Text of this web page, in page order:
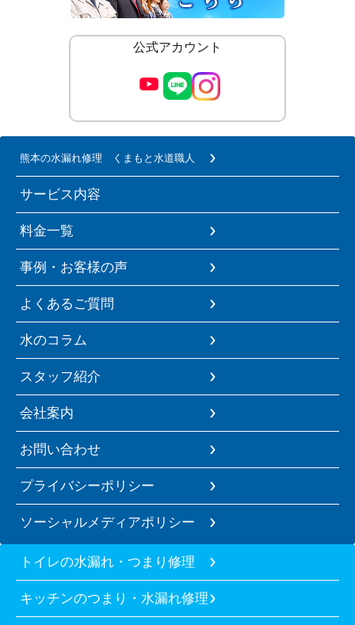
公式アカウント
熊本の水漏れ修理 くまもと水道職人
サービス内容
料金一覧
事例・お客様の声
よくあるご質問
水のコラム
スタッフ紹介
会社案内
お問い合わせ
プライバシーポリシー
ソーシャルメディアポリシー
トイレの水漏れ・つまり修理
キッチンのつまり・水漏れ修理